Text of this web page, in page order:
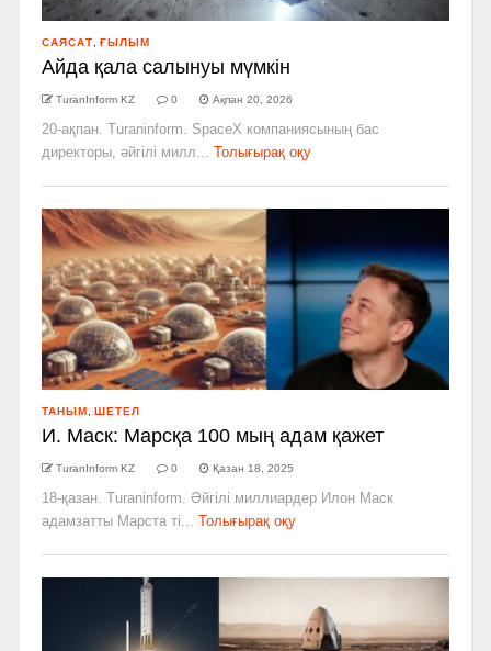
САЯСАТ ҒЫЛЫМ
Айда қала салынуы мүмкін
TuranInform KZ 0 Ақпан 20, 2026
20-ақпан. Turaninform. SpaceX компаниясының бас
директоры, әйгілі милл...
Толығырақ оқу
ТАНЫМ ШЕТЕЛ
И. Маск: Марсқа 100 мың адам қажет
TuranInform KZ 0 Қазан 18, 2025
18-қазан. Turaninform. Әйгілі миллиардер Илон Маск
адамзатты Марста ті...
Толығырақ оқу